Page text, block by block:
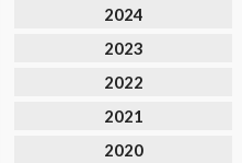
2024
2023
2022
2021
2020